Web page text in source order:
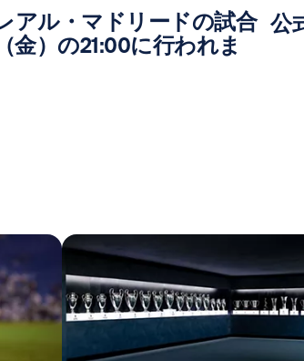
アル・マドリードの試合
金）の21:00に行われま
公